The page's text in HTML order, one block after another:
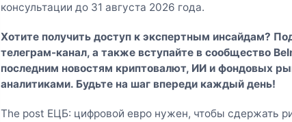
консультации до 31 августа 2026 года.
Хотите получить доступ к экспертным инсайдам?
телеграм-канал, а также вступайте всообщество
последним новостям криптовалют, ИИ и фондовых
аналитиками. Будьте на шаг впереди каждый день!
The post ЕЦБ: цифровой евро нужен, чтобы сдержать